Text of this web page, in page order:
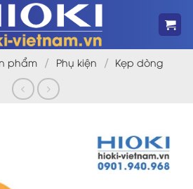
phẩm / Phụ kiện / Kẹp dòng